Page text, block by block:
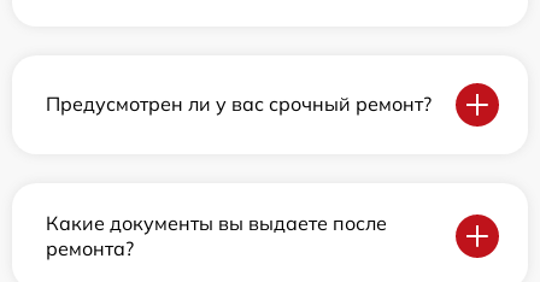
Предусмотрен ли у вас срочный ремонт?
Какие документы вы выдаете после
ремонта?